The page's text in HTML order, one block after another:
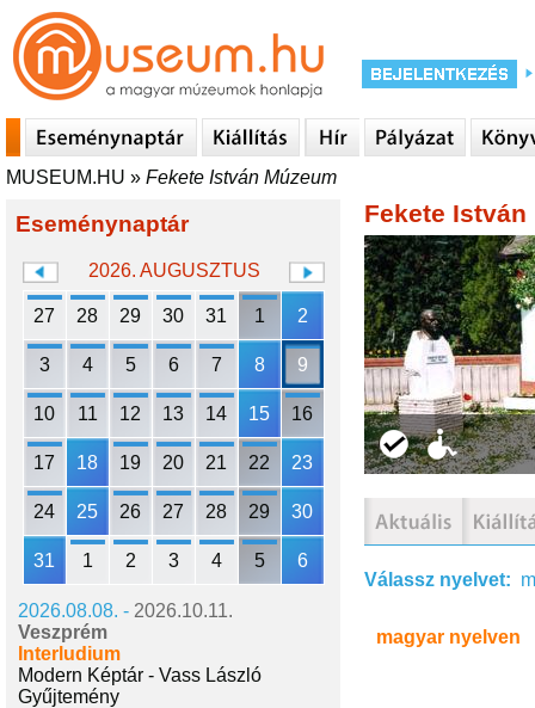
MUSEUM.HU » Fekete István Múzeum
Eseménynaptár
2026. AUGUSZTUS
27 28 29 30 31 1 2
3 4 5 6 7 8 9
10 11 12 13 14 15 16
17 18 19 20 21 22 23
24 25 26 27 28 29 30
31 1 2 3 4 5 6
2026.08.08. - 2026.10.11.
Veszprém
Interludium
Modern Képtár - Vass László
Gyűjtemény
Fekete István
Válassz nyelvet:
magyar nyelven